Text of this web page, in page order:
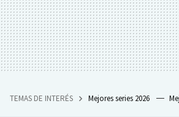
TEMAS DE INTERÉS Mejores series 2026